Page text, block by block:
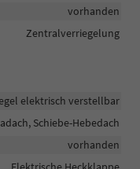
vorhanden
Zentralverriegelung
elektrisch verstellbar
Schiebe-Hebedach
vorhanden